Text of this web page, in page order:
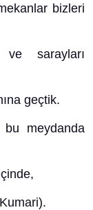
bizleri
ve sarayları
geçtik.
bu meydanda